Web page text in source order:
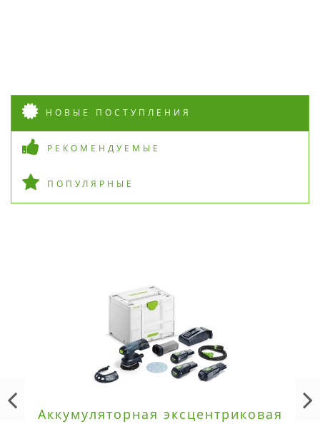
НОВЫЕ ПОСТУПЛЕНИЯ
РЕКОМЕНДУЕМЫЕ
ПОПУЛЯРНЫЕ
Аккумуляторная эксцентриковая